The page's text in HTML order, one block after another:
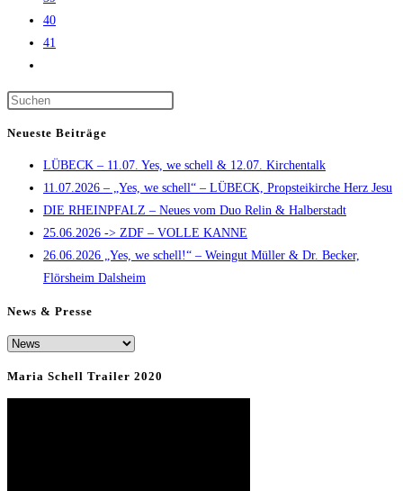
40
41
Seite
close
the
search
panel.
Neueste Beiträge
LÜBECK – 11.07. Yes, we schell & 12.07. Kirchentalk
11.07.2026 – „Yes, we schell“ – LÜBECK, Propsteikirche Herz Jesu
DIE RHEINPFALZ – Neues vom Duo Relin & Halberstadt
25.06.2026 -> ZDF – VOLLE KANNE
26.06.2026 „Yes, we schell!“ – Weingut Müller & Dr. Becker,
Flörsheim Dalsheim
News & Presse
News
Maria Schell Trailer 2020